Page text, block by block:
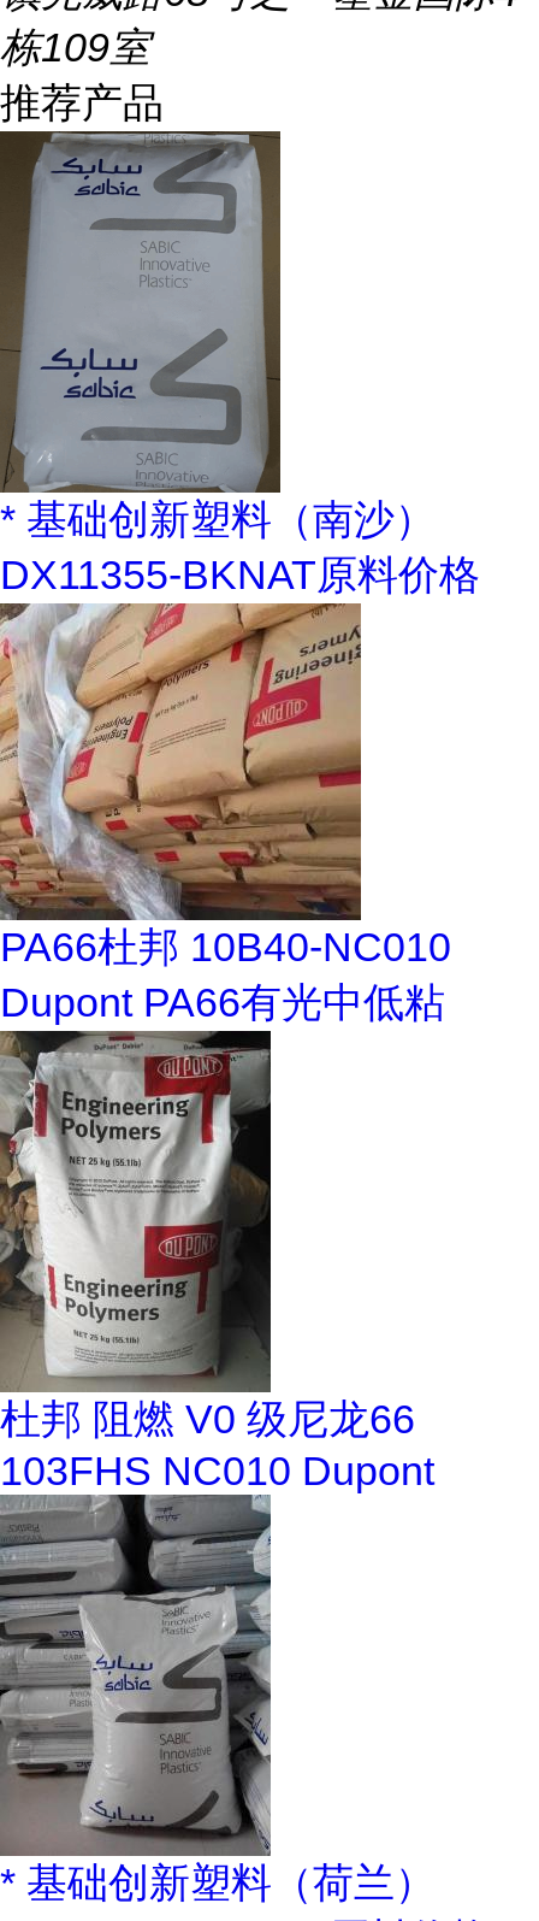
栋109室
推荐产品
* 基础创新塑料（南沙）
DX11355-BKNAT原料价格
PA66杜邦 10B40-NC010
Dupont PA66有光中低粘
杜邦 阻燃 V0 级尼龙66
103FHS NC010 Dupont
* 基础创新塑料（荷兰）